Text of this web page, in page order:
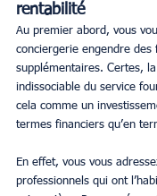
rentabilité
Au premier abord, vous
conciergerie engendre des
supplémentaires. Certes,
indissociable du service
cela comme un
termes financiers qu’en
En effet, vous vous
professionnels qui ont